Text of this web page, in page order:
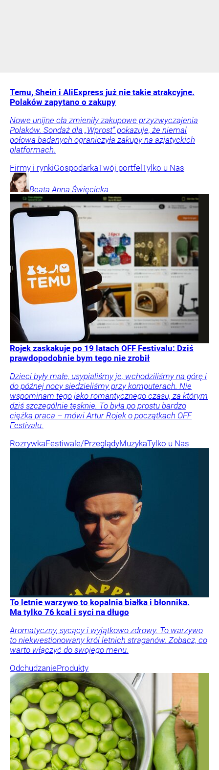
Temu, Shein i AliExpress już nie takie atrakcyjne.
Polaków zapytano o zakupy
Nowe unijne cła zmieniły zakupowe przyzwyczajenia
Polaków. Sondaż dla „Wprost” pokazuje, że niemal
połowa badanych ograniczyła zakupy na azjatyckich
platformach.
Firmy i rynkiGospodarkaTwój portfelTylko u Nas
Beata Anna Święcicka
Rojek zaskakuje po 19 latach OFF Festivalu: Dziś
prawdopodobnie bym tego nie zrobił
Dzieci były małe, usypialiśmy je, wchodziliśmy na górę i
do późnej nocy siedzieliśmy przy komputerach. Nie
wspominam tego jako romantycznego czasu, za którym
dziś szczególnie tęsknię. To była po prostu bardzo
ciężka praca – mówi Artur Rojek o początkach OFF
Festivalu.
RozrywkaFestiwale/PrzeglądyMuzykaTylko u Nas
To letnie warzywo to kopalnia białka i błonnika.
Ma tylko 76 kcal i syci na długo
Aromatyczny, sycący i wyjątkowo zdrowy. To warzywo
to niekwestionowany król letnich straganów. Zobacz, co
warto włączyć do swojego menu.
OdchudzanieProdukty